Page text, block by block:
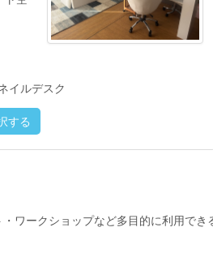
イルデスク
する
ワークショップなど多目的に利用でき